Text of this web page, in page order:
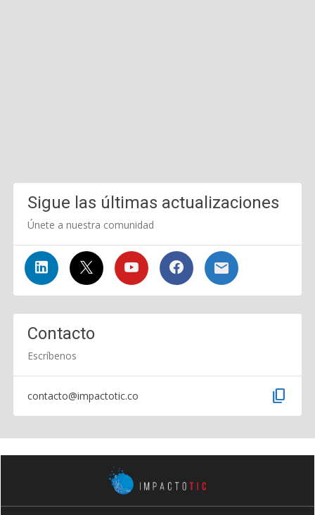
Sigue las últimas actualizaciones
Únete a nuestra comunidad
Contacto
Escríbenos
contacto@impactotic.co content_copy